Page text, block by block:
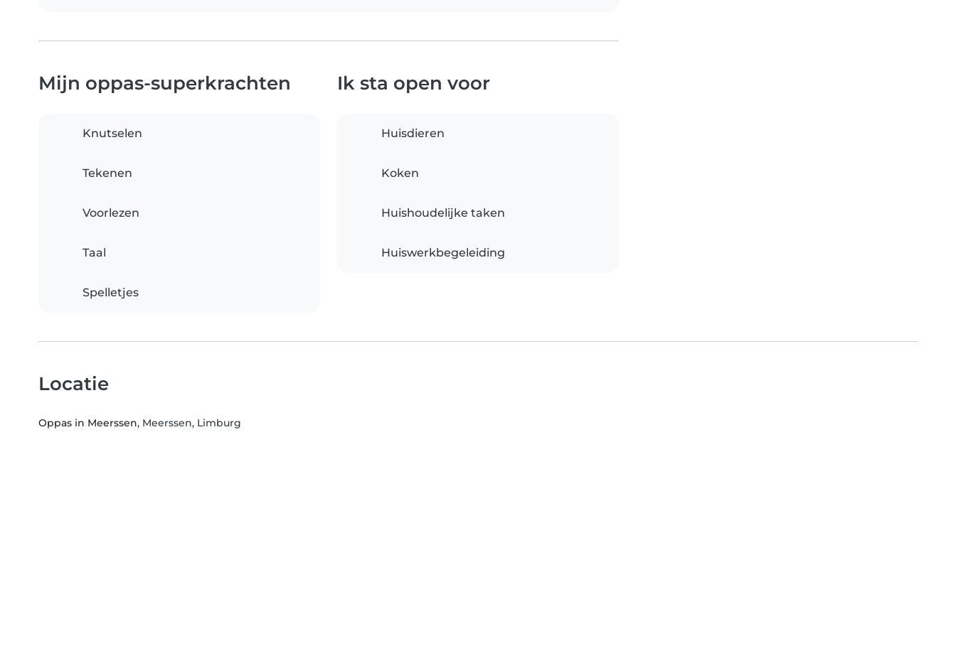
Mijn oppas-superkrachten
Knutselen
Tekenen
Voorlezen
Taal
Spelletjes
Ik sta open voor
Huisdieren
Koken
Huishoudelijke taken
Huiswerkbegeleiding
Locatie
Oppas in Meerssen, Meerssen, Limburg